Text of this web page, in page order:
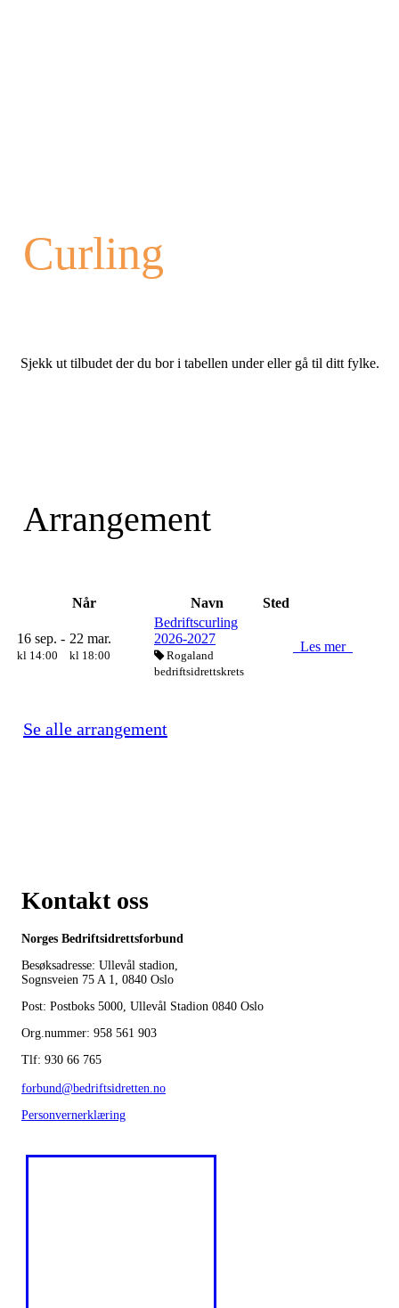
Curling
Sjekk ut tilbudet der du bor i tabellen under eller gå til ditt fylke.
Arrangement
Når Navn Sted
16 sep. -
kl 14:00
22 mar.
kl 18:00
Bedriftscurling
2026-2027
Rogaland
bedriftsidrettskrets
Les mer
Se alle arrangement
Kontakt oss
Norges Bedriftsidrettsforbund
Besøksadresse: Ullevål stadion,
Sognsveien 75 A 1, 0840 Oslo
Post: Postboks 5000, Ullevål Stadion 0840 Oslo
Org.nummer: 958 561 903
Tlf: 930 66 765
forbund@bedriftsidretten.no
Personvernerklæring